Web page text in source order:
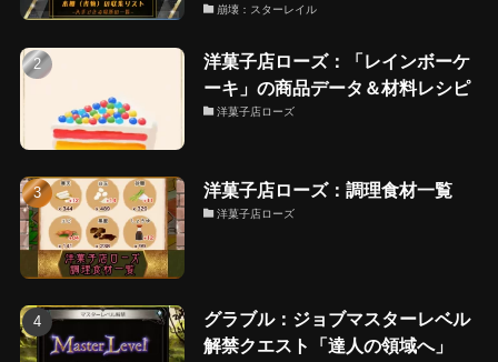
崩壊：スターレイル
洋菓子店ローズ：「レインボーケ
ーキ」の商品データ＆材料レシピ
洋菓子店ローズ
洋菓子店ローズ：調理食材一覧
洋菓子店ローズ
グラブル：ジョブマスターレベル
解禁クエスト「達人の領域へ」